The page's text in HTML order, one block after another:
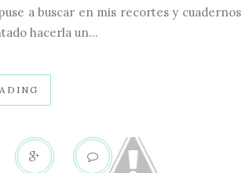
a buscar en mis recortes y cuadernos
hacerla un...